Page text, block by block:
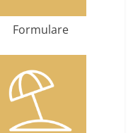
Formulare